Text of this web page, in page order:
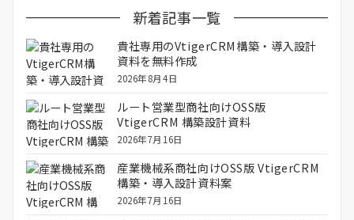
新着記事一覧
貴社専用のVtigerCRM構築・導入設計
資料を無料作成
2026年8月4日
ルート営業型商社向けOSS版
VtigerCRM 構築設計資料
2026年7月16日
産業機械系商社向けOSS版 VtigerCRM
構築・導入設計資料案
2026年7月16日